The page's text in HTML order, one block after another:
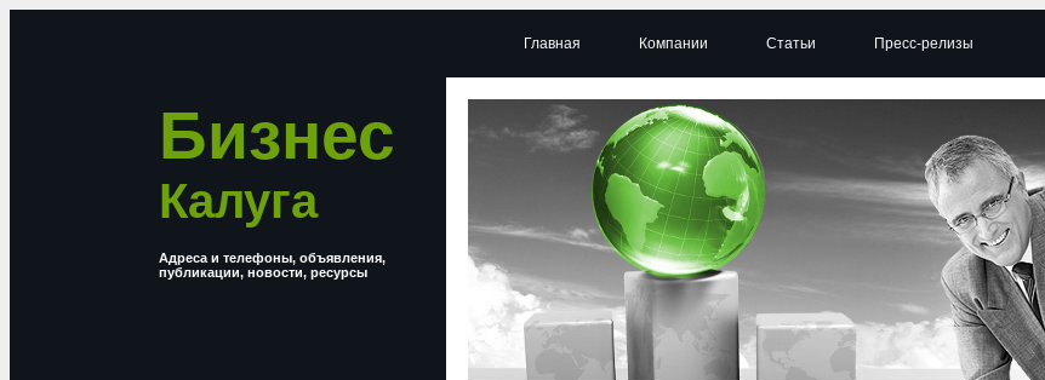
Бизнес
Калуга
Адреса и телефоны, объявления,
публикации, новости, ресурсы
Главная Компании Статьи Пресс-релизы